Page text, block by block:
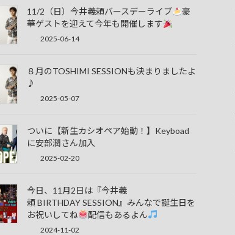
11/2（日）今井義頼バースデーライブ
豪
華ゲストを迎えて今年も開催します
2025-06-14
８月のTOSHIMI SESSIONも決まりましたよ
♪
2025-05-07
ついに【新生カシオペア始動！】Keyboad
に安部潤さん加入
2025-02-20
今日、11月2日は『今井義
頼 BIRTHDAY SESSION』みんなで誕生日を
お祝いしてね
配信もあるよん
2024-11-02